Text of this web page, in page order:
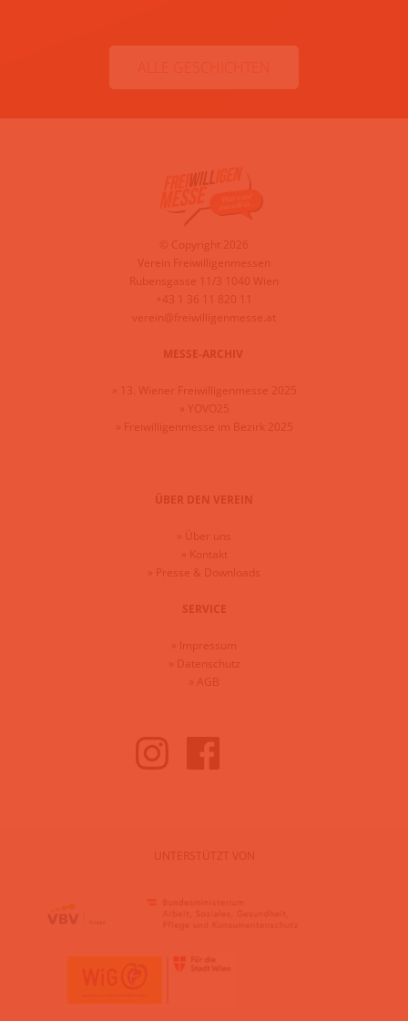
© Copyright 2026
Verein Freiwilligenmessen
Rubensgasse 11/3 1040 Wien
+43 1 36 11 820 11
verein@freiwilligenmesse.at
MESSE-ARCHIV
13. Wiener Freiwilligenmesse 2025
YOVO25
Freiwilligenmesse im Bezirk 2025
ÜBER DEN VEREIN
Über uns
Kontakt
Presse & Downloads
SERVICE
Impressum
Datenschutz
AGB
UNTERSTÜTZT VON